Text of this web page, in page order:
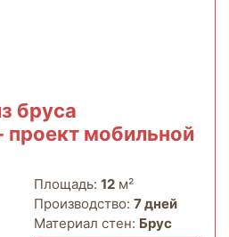
бруса
проект мобильной
Площадь: 12 м²
Производство: 7 дней
Материал стен: Брус